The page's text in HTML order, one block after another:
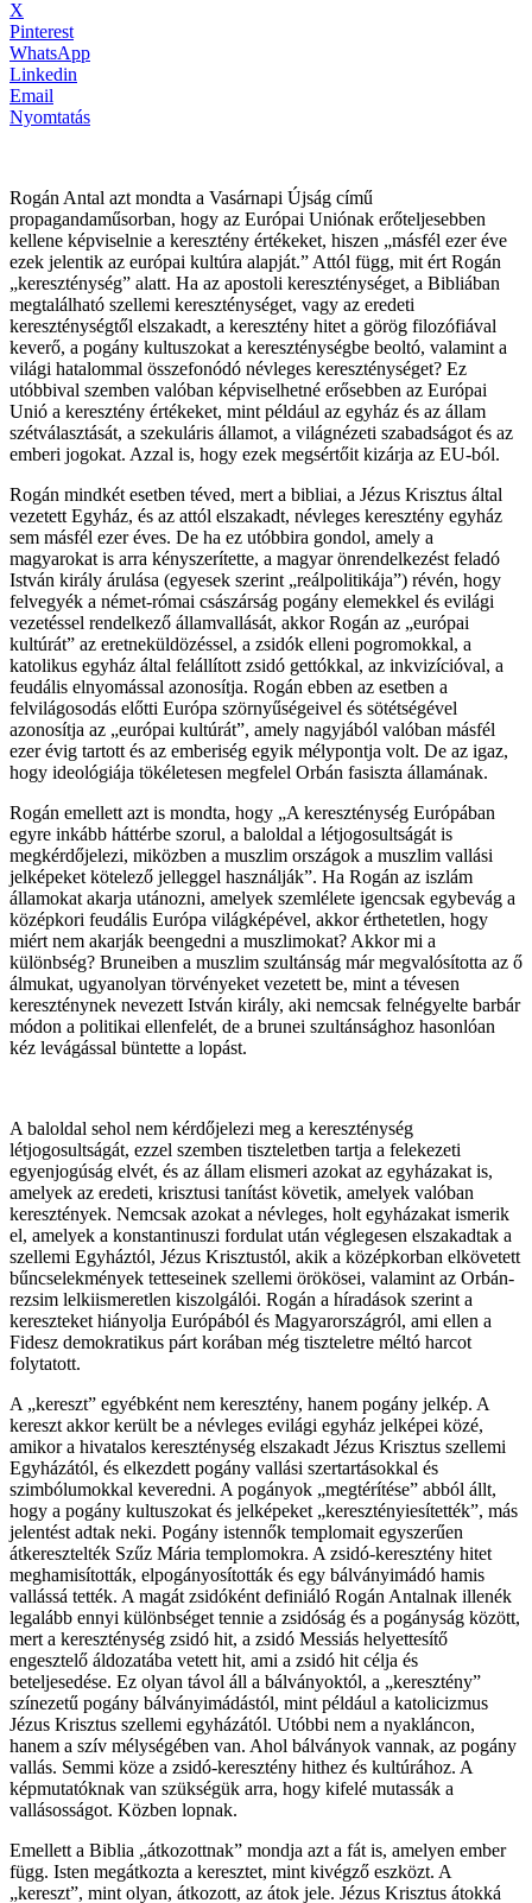
X
Pinterest
WhatsApp
Linkedin
Email
Nyomtatás
Rogán Antal azt mondta a Vasárnapi Újság című
propagandaműsorban, hogy az Európai Uniónak erőteljesebben
kellene képviselnie a keresztény értékeket, hiszen „másfél ezer éve
ezek jelentik az európai kultúra alapját.” Attól függ, mit ért Rogán
„kereszténység” alatt. Ha az apostoli kereszténységet, a Bibliában
megtalálható szellemi kereszténységet, vagy az eredeti
kereszténységtől elszakadt, a keresztény hitet a görög filozófiával
keverő, a pogány kultuszokat a kereszténységbe beoltó, valamint a
világi hatalommal összefonódó névleges kereszténységet? Ez
utóbbival szemben valóban képviselhetné erősebben az Európai
Unió a keresztény értékeket, mint például az egyház és az állam
szétválasztását, a szekuláris államot, a világnézeti szabadságot és az
emberi jogokat. Azzal is, hogy ezek megsértőit kizárja az EU-ból.
Rogán mindkét esetben téved, mert a bibliai, a Jézus Krisztus által
vezetett Egyház, és az attól elszakadt, névleges keresztény egyház
sem másfél ezer éves. De ha ez utóbbira gondol, amely a
magyarokat is arra kényszerítette, a magyar önrendelkezést feladó
István király árulása (egyesek szerint „reálpolitikája”) révén, hogy
felvegyék a német-római császárság pogány elemekkel és evilági
vezetéssel rendelkező államvallását, akkor Rogán az „európai
kultúrát” az eretneküldözéssel, a zsidók elleni pogromokkal, a
katolikus egyház által felállított zsidó gettókkal, az inkvizícióval, a
feudális elnyomással azonosítja. Rogán ebben az esetben a
felvilágosodás előtti Európa szörnyűségeivel és sötétségével
azonosítja az „európai kultúrát”, amely nagyjából valóban másfél
ezer évig tartott és az emberiség egyik mélypontja volt. De az igaz,
hogy ideológiája tökéletesen megfelel Orbán fasiszta államának.
Rogán emellett azt is mondta, hogy „A kereszténység Európában
egyre inkább háttérbe szorul, a baloldal a létjogosultságát is
megkérdőjelezi, miközben a muszlim országok a muszlim vallási
jelképeket kötelező jelleggel használják”. Ha Rogán az iszlám
államokat akarja utánozni, amelyek szemlélete igencsak egybevág a
középkori feudális Európa világképével, akkor érthetetlen, hogy
miért nem akarják beengedni a muszlimokat? Akkor mi a
különbség? Bruneiben a muszlim szultánság már megvalósította az ő
álmukat, ugyanolyan törvényeket vezetett be, mint a tévesen
kereszténynek nevezett István király, aki nemcsak felnégyelte barbár
módon a politikai ellenfelét, de a brunei szultánsághoz hasonlóan
kéz levágással büntette a lopást.
A baloldal sehol nem kérdőjelezi meg a kereszténység
létjogosultságát, ezzel szemben tiszteletben tartja a felekezeti
egyenjogúság elvét, és az állam elismeri azokat az egyházakat is,
amelyek az eredeti, krisztusi tanítást követik, amelyek valóban
keresztények. Nemcsak azokat a névleges, holt egyházakat ismerik
el, amelyek a konstantinuszi fordulat után véglegesen elszakadtak a
szellemi Egyháztól, Jézus Krisztustól, akik a középkorban elkövetett
bűncselekmények tetteseinek szellemi örökösei, valamint az Orbán-
rezsim lelkiismeretlen kiszolgálói. Rogán a híradások szerint a
kereszteket hiányolja Európából és Magyarországról, ami ellen a
Fidesz demokratikus párt korában még tiszteletre méltó harcot
folytatott.
A „kereszt” egyébként nem keresztény, hanem pogány jelkép. A
kereszt akkor került be a névleges evilági egyház jelképei közé,
amikor a hivatalos kereszténység elszakadt Jézus Krisztus szellemi
Egyházától, és elkezdett pogány vallási szertartásokkal és
szimbólumokkal keveredni. A pogányok „megtérítése” abból állt,
hogy a pogány kultuszokat és jelképeket „keresztényiesítették”, más
jelentést adtak neki. Pogány istennők templomait egyszerűen
átkeresztelték Szűz Mária templomokra. A zsidó-keresztény hitet
meghamisították, elpogányosították és egy bálványimádó hamis
vallássá tették. A magát zsidóként definiáló Rogán Antalnak illenék
legalább ennyi különbséget tennie a zsidóság és a pogányság között,
mert a kereszténység zsidó hit, a zsidó Messiás helyettesítő
engesztelő áldozatába vetett hit, ami a zsidó hit célja és
beteljesedése. Ez olyan távol áll a bálványoktól, a „keresztény”
színezetű pogány bálványimádástól, mint például a katolicizmus
Jézus Krisztus szellemi egyházától. Utóbbi nem a nyakláncon,
hanem a szív mélységében van. Ahol bálványok vannak, az pogány
vallás. Semmi köze a zsidó-keresztény hithez és kultúrához. A
képmutatóknak van szükségük arra, hogy kifelé mutassák a
vallásosságot. Közben lopnak.
Emellett a Biblia „átkozottnak” mondja azt a fát is, amelyen ember
függ. Isten megátkozta a keresztet, mint kivégző eszközt. A
„kereszt”, mint olyan, átkozott, az átok jele. Jézus Krisztus átokká